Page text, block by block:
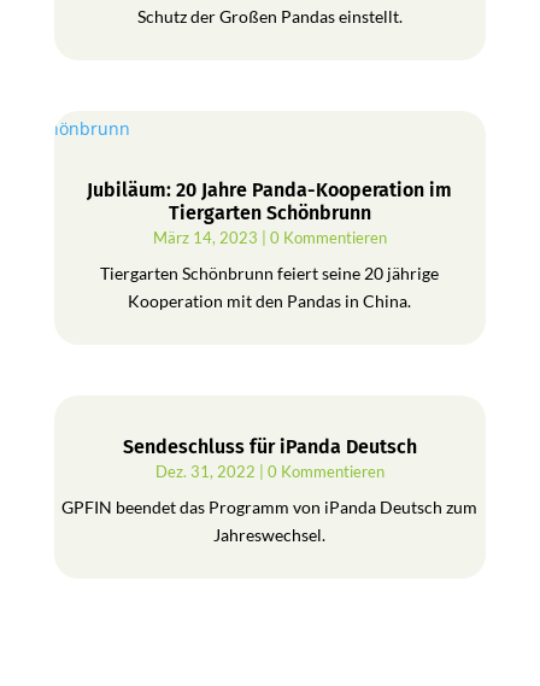
Schutz der Großen Pandas einstellt.
Jubiläum: 20 Jahre Panda-Kooperation im
Tiergarten Schönbrunn
März 14, 2023 | 0 Kommentieren
Tiergarten Schönbrunn feiert seine 20 jährige
Kooperation mit den Pandas in China.
Sendeschluss für iPanda Deutsch
Dez. 31, 2022 | 0 Kommentieren
GPFIN beendet das Programm von iPanda Deutsch zum
Jahreswechsel.